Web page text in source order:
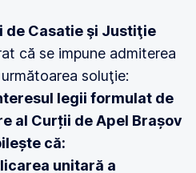
de Casatie şi Justiţie
că se impune admiterea
soluţie:
legii formulat de
al Curții de Apel Brașov
că:
unitară a